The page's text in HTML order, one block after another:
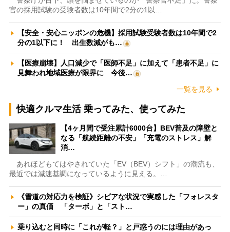
官の採用試験の受験者数は10年間で2分の1以…
【安全・安心ニッポンの危機】採用試験受験者数は10年間で2
分の1以下に！ 出生数減がも…
【医療崩壊】人口減少で「医師不足」に加えて「患者不足」に
見舞われ地域医療が限界に 今後…
一覧を見る
快適クルマ生活 乗ってみた、使ってみた
【4ヶ月間で受注累計6000台】BEV普及の障壁と
なる「航続距離の不安」「充電のストレス」解
消…
あれほどもてはやされていた「EV（BEV）シフト」の潮流も、
最近では減速基調になっているように見える。…
《雪道の対応力を検証》シビアな状況で実感した「フォレスタ
ー」の真価 「ターボ」と「スト…
乗り込むと同時に「これが軽？」と戸惑うのには理由があっ